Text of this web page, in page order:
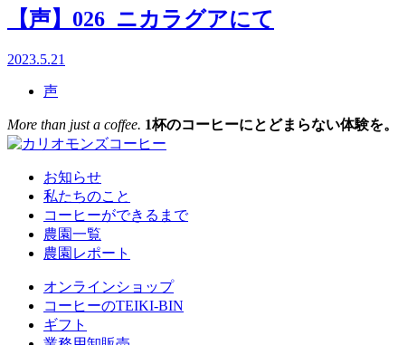
【声】026_ニカラグアにて
2023.5.21
声
More than just a coffee. 1杯のコーヒーにとどまらない体験を。
お知らせ
私たちのこと
コーヒーができるまで
農園一覧
農園レポート
オンラインショップ
コーヒーのTEIKI-BIN
ギフト